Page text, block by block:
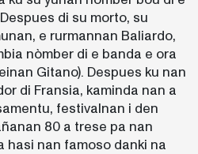
di su morto, su
e rurmannan Baliardo,
nòmber di e banda e ora
Gitano). Despues ku nan
di Fransia, kaminda nan a
festivalnan i den
80 a trese pa nan
hasi nan famoso danki na